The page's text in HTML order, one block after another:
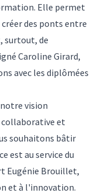
Elle permet
des ponts entre
surtout, de
Caroline Girard,
avec les diplômées
vision
collaborative et
souhaitons bâtir
est au service du
Eugénie Brouillet,
et à l'innovation.